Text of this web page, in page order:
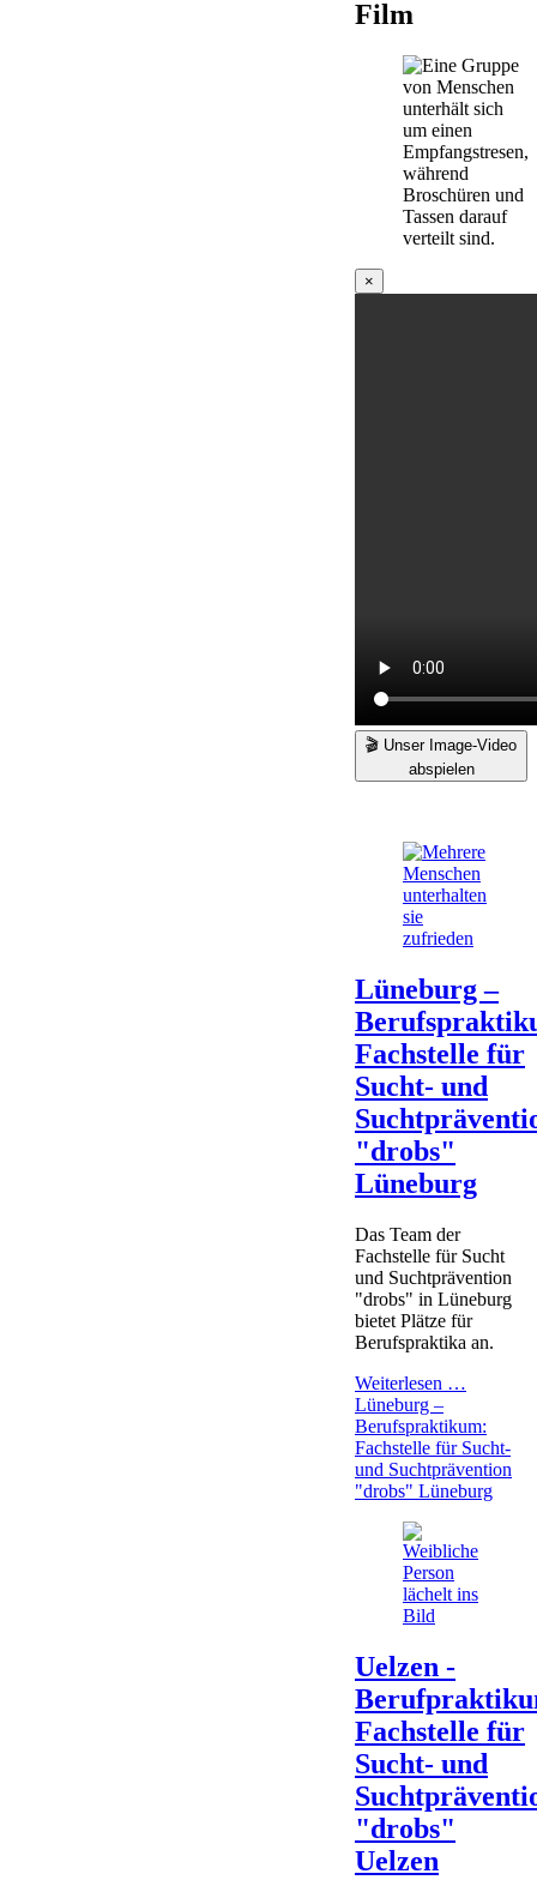
Film
×
🎬 Unser Image-Video
abspielen
Lüneburg –
Fachstelle für
Sucht- und
"drobs"
Lüneburg
Das Team der
Fachstelle für Sucht
und Suchtprävention
"drobs" in Lüneburg
bietet Plätze für
Berufspraktika an.
Weiterlesen …
Lüneburg –
Berufspraktikum:
Fachstelle für Sucht-
und Suchtprävention
"drobs" Lüneburg
Uelzen -
Fachstelle für
Sucht- und
"drobs"
Uelzen